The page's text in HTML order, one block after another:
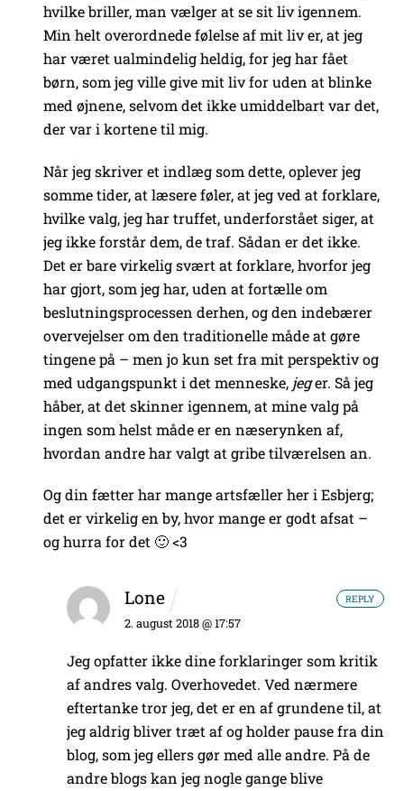
hvilke briller, man vælger at se sit liv igennem.
Min helt overordnede følelse af mit liv er, at jeg
har været ualmindelig heldig, for jeg har fået
børn, som jeg ville give mit liv for uden at blinke
med øjnene, selvom det ikke umiddelbart var det,
der var i kortene til mig.
Når jeg skriver et indlæg som dette, oplever jeg
somme tider, at læsere føler, at jeg ved at forklare,
hvilke valg, jeg har truffet, underforstået siger, at
jeg ikke forstår dem, de traf. Sådan er det ikke.
Det er bare virkelig svært at forklare, hvorfor jeg
har gjort, som jeg har, uden at fortælle om
beslutningsprocessen derhen, og den indebærer
overvejelser om den traditionelle måde at gøre
tingene på – men jo kun set fra mit perspektiv og
med udgangspunkt i det menneske, jeger. Så jeg
håber, at det skinner igennem, at mine valg på
ingen som helst måde er en næserynken af,
hvordan andre har valgt at gribe tilværelsen an.
Og din fætter har mange artsfæller her i Esbjerg;
det er virkelig en by, hvor mange er godt afsat –
og hurra for det 🙂 <3
Lone
2. august 2018 @ 17:57
Jeg opfatter ikke dine forklaringer som kritik
af andres valg. Overhovedet. Ved nærmere
eftertanke tror jeg, det er en af grundene til, at
jeg aldrig bliver træt af og holder pause fra din
blog, som jeg ellers gør med alle andre. På de
andre blogs kan jeg nogle gange blive
REPLY